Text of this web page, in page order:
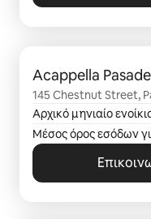
Acappella
145 Chestnut Street,
Αρχικό μηνιαίο
Μέσος όρος εσόδων